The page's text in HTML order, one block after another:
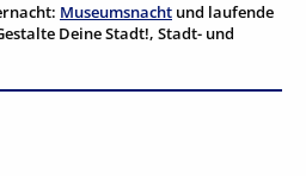
Museumsnacht und laufende
Deine Stadt!, Stadt- und